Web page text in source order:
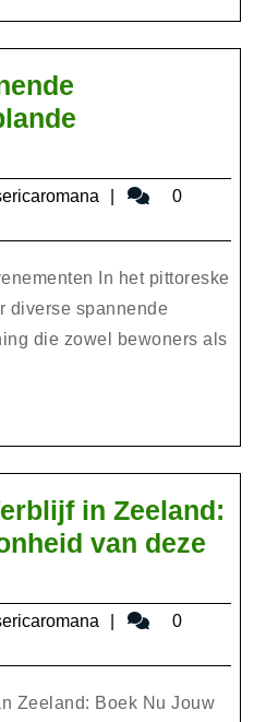
bisericaromana
0
In het pittoreske
diverse spannende
die zowel bewoners als
in Zeeland:
van deze
bisericaromana
0
Zeeland: Boek Nu Jouw